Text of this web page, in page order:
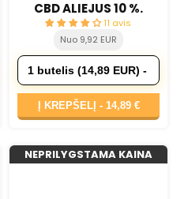
CBD ALIEJUS 10 %.
11 avis
Nuo 9,92 EUR
Į KREPŠELĮ - 14,89 €
NEPRILYGSTAMA KAINA